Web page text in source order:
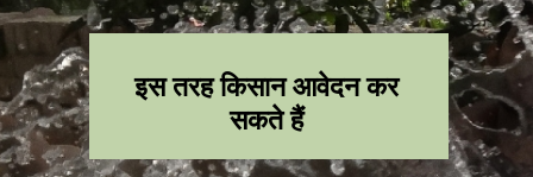
इस तरह किसान आवेदन कर
सकते हैं